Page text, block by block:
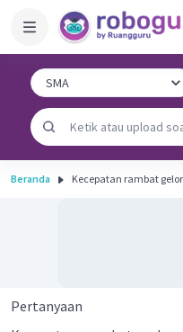
Beranda Kecepatan rambat
Pertanyaan